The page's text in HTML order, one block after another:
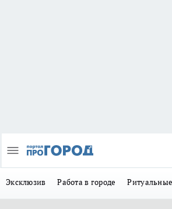
Эксклюзив Работа в городе